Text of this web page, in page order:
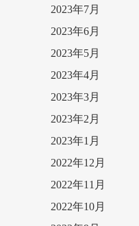
2023年7月
2023年6月
2023年5月
2023年4月
2023年3月
2023年2月
2023年1月
2022年12月
2022年11月
2022年10月